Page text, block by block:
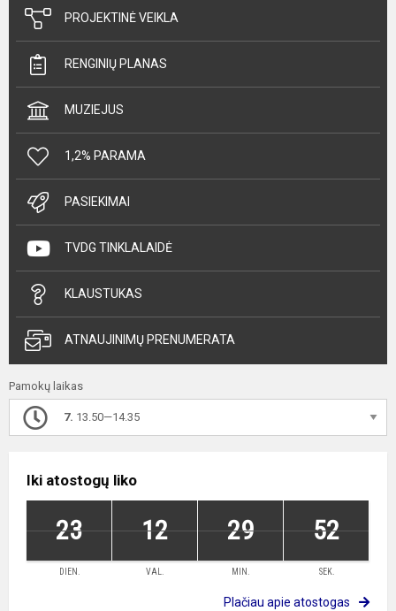
PROJEKTINĖ VEIKLA
RENGINIŲ PLANAS
MUZIEJUS
1,2% PARAMA
PASIEKIMAI
TVDG TINKLALAIDĖ
KLAUSTUKAS
ATNAUJINIMŲ PRENUMERATA
Pamokų laikas
7. 13.50—14.35
Iki atostogų liko
23 12 29 52
DIEN. VAL. MIN. SEK.
Plačiau apie atostogas